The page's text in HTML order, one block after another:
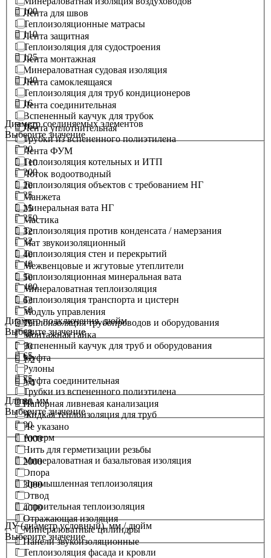
Теплоизоляционные матрасы
Теплоизоляция для судостроения
Минераловатная судовая изоляция
Теплоизоляция для труб кондиционеров
Вспененный каучук для трубок
Трубки из вспененного полиэтилена
Теплоизоляция котельных и ИТП
Теплоизоляция объектов с требованием НГ
Минеральная вата НГ
Теплоизоляция против конденсата / намерзания
Теплоизоляция стен и перекрытий
Теплоизоляционная минеральная вата
Теплоизоляция транспорта и цистерн
Теплоизоляция трубопроводов и оборудования
Вспененный каучук для труб и оборудования
Рулоны
Трубки из вспененного полиэтилена
Жидкая теплоизоляция для труб
Актерм
Минераловатная и базальтовая изоляция
Промышленная теплоизоляция
Строительная теплоизоляция
Минераловатные цилиндры
Теплоизоляция фасада и кровли
Лента для швов
Лента защитная
Лента монтажная
Лента самоклеящаяся
Лента соединительная
Лента уплотнительная
Лента ФУМ
Лоток водоотводный
Манжета
Мастика
Мат звукоизоляционный
Межвенцовые и жгутовые утеплители
Минераловатная теплоизоляция
Модуль управления
Монтажная гайка
Муфта
Муфта соединительная
Напорная ливневая канализация
Не указано
Нить для герметизации резьбы
Опора
Отвод
Отражающая изоляция
Панели звукоизоляционные
100
110
125
140
16
160
20
200
25
250
32
40
400
50
63
65
75
80
90
Диаметр соединяемых элементов
Выберите значение
110
20
25
32
40
50
63
75
90
Диаметр подключения. дюйм
Выберите значение
1/2
3/4
Длина. мм
Выберите значение
1000
2000
3000
4000
ДУ (диаметр условный). мм / дюйм
Выберите значение